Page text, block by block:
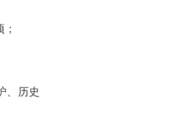
的规范性文件。
草、审查、决定、公布、备